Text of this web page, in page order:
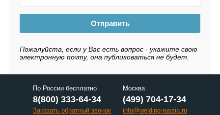
Отправить
Пожалуйста, если у Вас есть вопрос - укажите свою
электронную почту, она публиковаться не будет.
По России бесплатно
8(800) 333-64-34
Заказать обратный звонок
Москва
(499) 704-17-34
info@welding-russia.ru